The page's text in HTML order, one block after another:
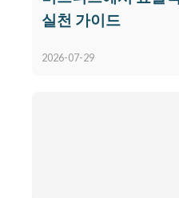
실천 가이드
2026-07-29